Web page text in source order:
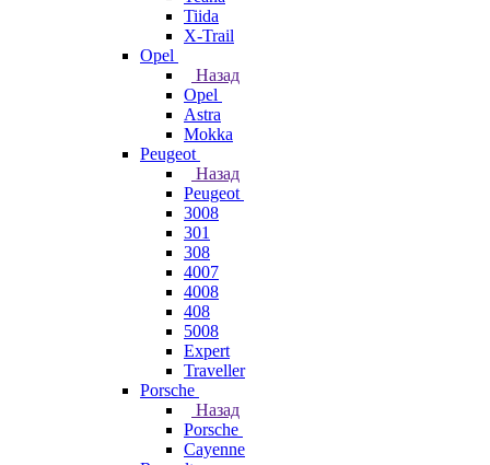
Tiida
X-Trail
Opel
Назад
Opel
Astra
Mokka
Peugeot
Назад
Peugeot
3008
301
308
4007
4008
408
5008
Expert
Traveller
Porsche
Назад
Porsche
Cayenne